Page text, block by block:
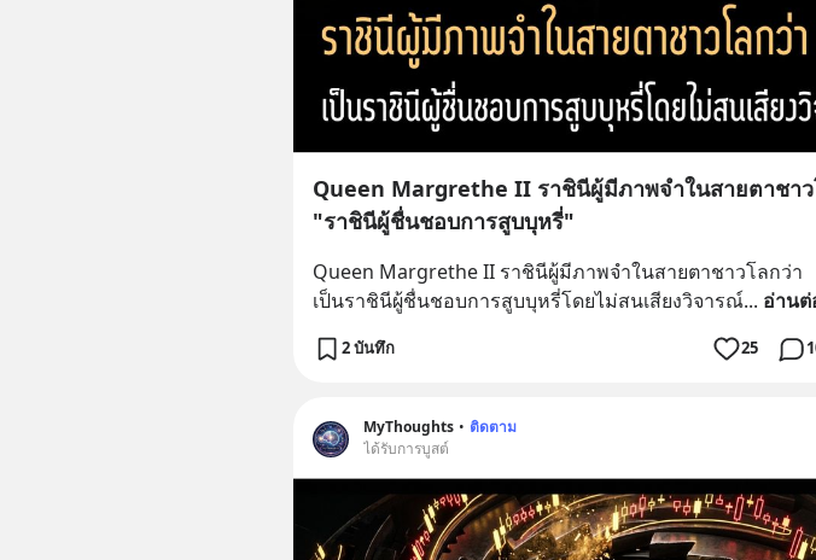
Queen Margrethe II ราชินีผู้มีภาพจำในสายตาชาว
"ราชินีผู้ชื่นชอบการสูบบุหรี่"
Queen Margrethe II ราชินีผู้มีภาพจำในสายตาชาวโลกว่า
เป็นราชินีผู้ชื่นชอบการสูบบุหรี่โดยไม่สนเสียงวิจารณ์... อ่านต่
2 บันทึก 25
MyThoughts • ติดตาม
ได้รับการบูสต์